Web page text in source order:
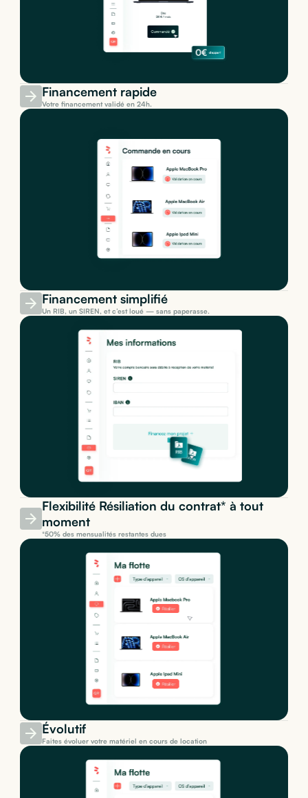
Financement rapide
Votre financement validé en 24h.
Financement simplifié
Un RIB, un SIREN, et c’est loué — sans paperasse.
Flexibilité Résiliation du contrat* à tout
moment
*50% des mensualités restantes dues
Évolutif
Faites évoluer votre matériel en cours de location